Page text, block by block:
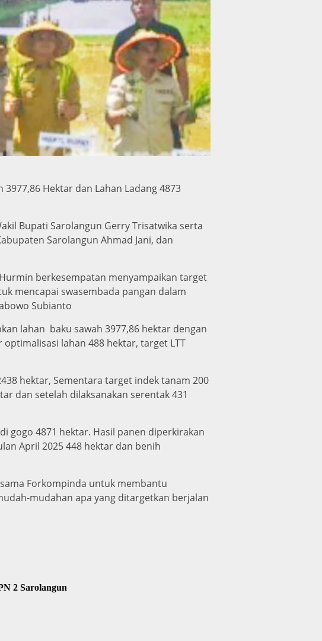
Hektar dan Lahan Ladang 4873
Bupati Sarolangun Gerry Trisatwika serta
Sarolangun Ahmad Jani, dan
berkesempatan menyampaikan target
mencapai swasembada pangan dalam
Subianto
lahan baku sawah 3977,86 hektar dengan
lahan 488 hektar, target LTT
hektar, Sementara target indek tanam 200
dan setelah dilaksanakan serentak 431
gogo 4871 hektar. Hasil panen diperkirakan
April 2025 448 hektar dan benih
Forkompinda untuk membantu
mudahan apa yang ditargetkan berjalan
2 Sarolangun